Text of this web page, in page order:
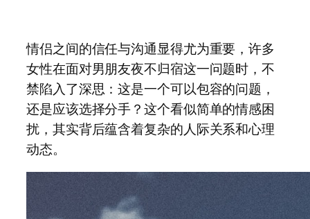
情侣之间的信任与沟通显得尤为重要，许多
女性在面对男朋友夜不归宿这一问题时，不
禁陷入了深思：这是一个可以包容的问题，
还是应该选择分手？这个看似简单的情感困
扰，其实背后蕴含着复杂的人际关系和心理
动态。